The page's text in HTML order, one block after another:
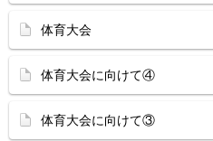
体育大会
体育大会に向けて④
体育大会に向けて③